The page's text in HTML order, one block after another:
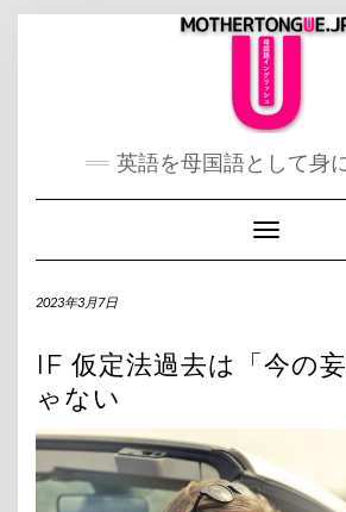
英語を母国語として身
Toggle
2023年3月7日
IF 仮定法過去は「今の
ゃない